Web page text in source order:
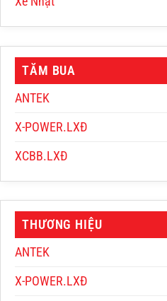
TĂM BUA
ANTEK
X-POWER.LXĐ
XCBB.LXĐ
THƯƠNG HIỆU
ANTEK
X-POWER.LXĐ